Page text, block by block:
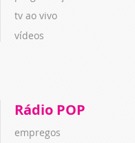
tv ao vivo
vídeos
Rádio POP
empregos